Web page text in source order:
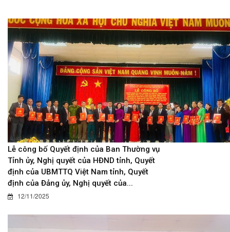
Lễ công bố Quyết định của Ban Thường vụ
Tỉnh ủy, Nghị quyết của HĐND tỉnh, Quyết
định của UBMTTQ Việt Nam tỉnh, Quyết
định của Đảng ủy, Nghị quyết của...
12/11/2025